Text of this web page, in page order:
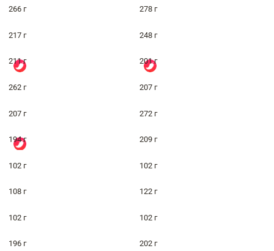
266 г 278 г
217 г 248 г
211 г 201 г
262 г 207 г
207 г 272 г
194 г 209 г
102 г 102 г
108 г 122 г
102 г 102 г
196 г 202 г